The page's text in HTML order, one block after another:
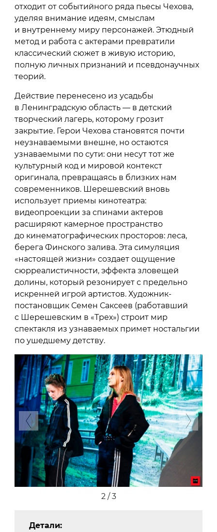
отходит от событийного ряда пьесы Чехова,
уделяя внимание идеям, смыслам
и внутреннему миру персонажей. Этюдный
метод и работа с актерами превратили
классический сюжет в живую историю,
полную личных признаний и псевдонаучных
теорий.
Действие перенесено из усадьбы
в Ленинградскую область — в детский
творческий лагерь, которому грозит
закрытие. Герои Чехова становятся почти
неузнаваемыми внешне, но остаются
узнаваемыми по сути: они несут тот же
культурный код и мировой контекст
оригинала, превращаясь в близких нам
современников. Шерешевский вновь
использует приемы кинотеатра:
видеопроекции за спинами актеров
расширяют камерное пространство
до кинематографических просторов: леса,
берега Финского залива. Эта симуляция
«настоящей жизни» создает ощущение
сюрреалистичности, эффекта зловещей
долины, который резонирует с предельно
искренней игрой артистов. Художник-
постановщик Семен Саксеев (работавший
с Шерешевским в «Трех») строит мир
спектакля из узнаваемых примет ностальгии
по ушедшему детству.
Previous Next
2 / 3
Детали: